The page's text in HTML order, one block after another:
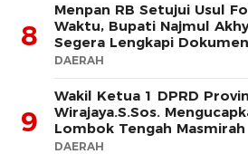
8
Menpan RB Setujui Usul
Waktu, Bupati Najmul
Segera Lengkapi Dokumen
DAERAH
9
Wakil Ketua 1 DPRD
Wirajaya.S.Sos.
Lombok Tengah Masmirah
DAERAH